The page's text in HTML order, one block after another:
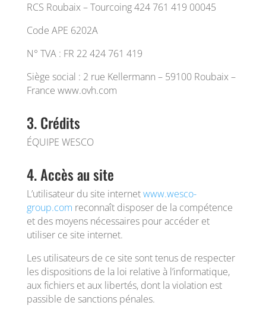
RCS Roubaix – Tourcoing 424 761 419 00045
Code APE 6202A
N° TVA : FR 22 424 761 419
Siège social : 2 rue Kellermann – 59100 Roubaix –
France www.ovh.com
3. Crédits
ÉQUIPE WESCO
4. Accès au site
L’utilisateur du site internetwww.wesco-
group.com reconnaît disposer de la compétence
et des moyens nécessaires pour accéder et
utiliser ce site internet.
Les utilisateurs de ce site sont tenus de respecter
les dispositions de la loi relative à l’informatique,
aux fichiers et aux libertés, dont la violation est
passible de sanctions pénales.